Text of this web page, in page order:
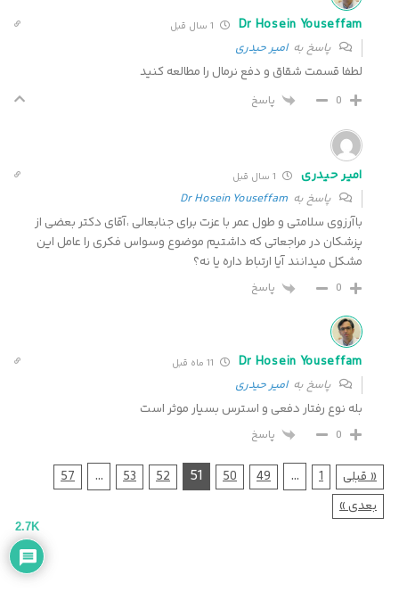
Dr Hosein Youseffam
پاسخ بهامیر حیدری
لطفا قسمت شقاق و دفع نرمال را مطالعه کنید
0 پاسخ
امیر حیدری
پاسخ به Dr Hosein Youseffam
باآرزوی سلامتی و طول عمر با عزت برای جنابعالی ،آقای دکتر بعضی از
پزشکان در مراجعاتی که داشتیم موضوع وسواس فکری را عامل این
مشکل میدانند آیا ارتباط داره یا نه؟
0 پاسخ
Dr Hosein Youseffam
پاسخ بهامیر حیدری
بله نوع رفتار دفعی و استرس بسیار موثر است
0 پاسخ
« قبلی 1
…
49
50
51
52
53
…
57
بعدی »
2.7K